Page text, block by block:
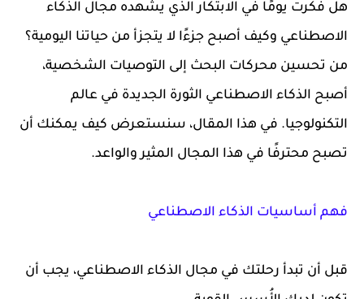
هل فكرت يومًا في الابتكار الذي يشهده مجال الذكاء
الاصطناعي وكيف أصبح جزءًا لا يتجزأ من حياتنا اليومية؟
من تحسين محركات البحث إلى التوصيات الشخصية،
أصبح الذكاء الاصطناعي الثورة الجديدة في عالم
التكنولوجيا. في هذا المقال، سنستعرض كيف يمكنك أن
تصبح محترفًا في هذا المجال المثير والواعد.
فهم أساسيات الذكاء الاصطناعي
قبل أن تبدأ رحلتك في مجال الذكاء الاصطناعي، يجب أن